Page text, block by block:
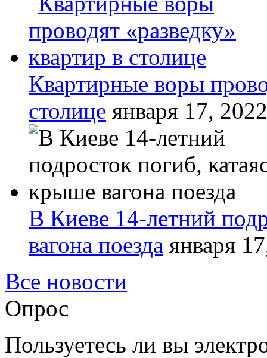
Квартирные воры
столице января 17, 2022
В Киеве 14-летний
вагона поезда января
Все новости
Опрос
Пользуетесь ли вы